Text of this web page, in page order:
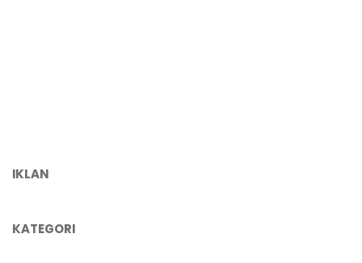
IKLAN
KATEGORI